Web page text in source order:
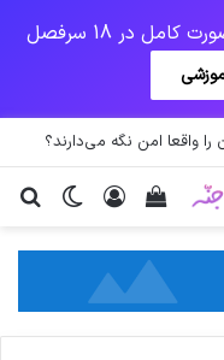
در 18 سرفصل
تغییر ورود
دیدن سبد خرید